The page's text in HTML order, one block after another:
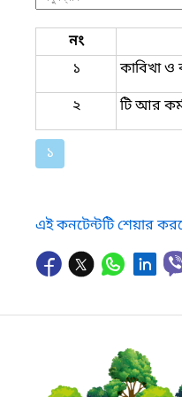
নং
১
কাবিখা ও
২
টি আর
১
এই কনটেন্টটি শেয়ার